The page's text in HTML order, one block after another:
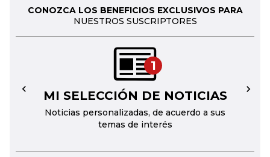
CONOZCA LOS BENEFICIOS EXCLUSIVOS PARA
NUESTROS SUSCRIPTORES
1
MI SELECCIÓN DE NOTICIAS
Noticias personalizadas, de acuerdo a sus
temas de interés
← →